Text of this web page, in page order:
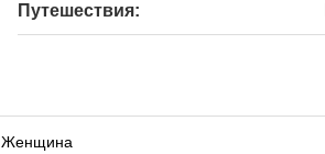
Путешествия:
Женщина